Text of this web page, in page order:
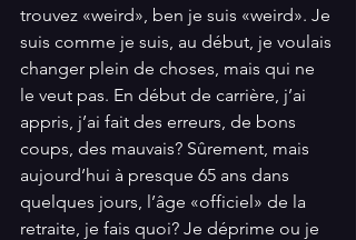
trouvez «weird», ben je suis «weird». Je
suis comme je suis, au début, je voulais
changer plein de choses, mais qui ne
le veut pas. En début de carrière, j’ai
appris, j’ai fait des erreurs, de bons
coups, des mauvais? Sûrement, mais
aujourd’hui à presque 65 ans dans
quelques jours, l’âge «officiel» de la
retraite, je fais quoi? Je déprime ou je